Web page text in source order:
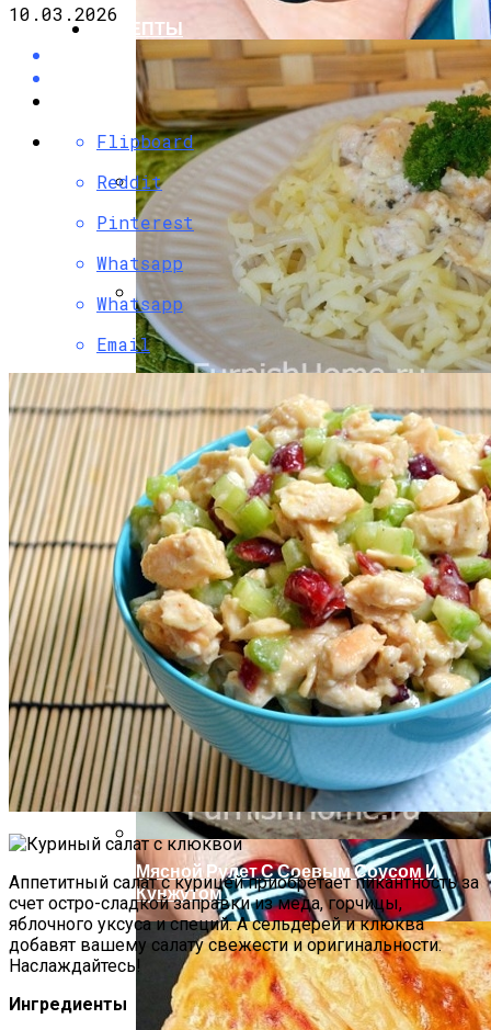
Разбираемся, Какие Виды Проклятий
Соседи Могут Применить К Вашему
Дому
Почему Нельзя Повторно Кипятить
Воду Для Приготовления Чая Или Кофе
Маникюр С Разноцветными
Стрелочками
Маникюр С Идеальным Красным
Лаком «баловница»
РЕЦЕПТЫ
Паста С Семгой В Сливочном Соусе
Мясной Рулет С Соевым Соусом И
Кунжутом
10.03.2026
Flipboard
Reddit
Pinterest
Whatsapp
Whatsapp
Email
Аппетитный салат с курицей приобретает пикантность за
счет остро-сладкой заправки из меда, горчицы,
яблочного уксуса и специй. А сельдерей и клюква
добавят вашему салату свежести и оригинальности.
Наслаждайтесь!
Ингредиенты